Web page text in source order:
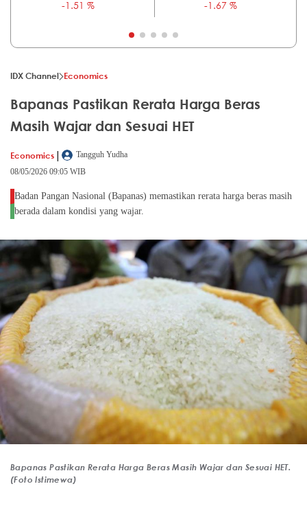
-1.51 %
-1.67 %
IDX Channel Economics
Bapanas Pastikan Rerata Harga Beras
Masih Wajar dan Sesuai HET
Economics |
Tangguh Yudha
08/05/2026 09:05 WIB
Badan Pangan Nasional (Bapanas) memastikan rerata harga beras masih
berada dalam kondisi yang wajar.
Bapanas Pastikan Rerata Harga Beras Masih Wajar dan Sesuai HET.
(Foto Istimewa)